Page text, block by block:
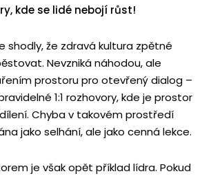
kde se lidé nebojí růst!
shodly, že zdravá kultura zpětné
Nevzniká náhodou, ale
prostoru pro otevřený dialog –
1:1 rozhovory, kde je prostor
Chyba v takovém prostředí
jako selhání, ale jako cenná lekce.
je však opět příklad lídra. Pokud